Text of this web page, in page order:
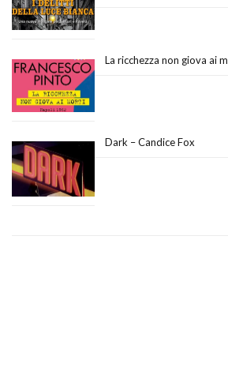
La ricchezza non giova ai
Dark – Candice Fox